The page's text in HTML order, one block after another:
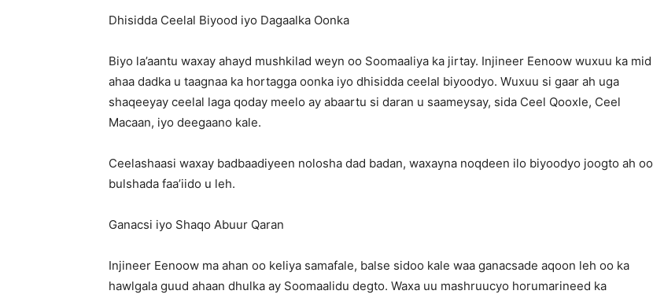
Dhisidda Ceelal Biyood iyo Dagaalka Oonka
Biyo la’aantu waxay ahayd mushkilad weyn oo Soomaaliya ka jirtay. Injineer Eenoow wuxuu ka mid
ahaa dadka u taagnaa ka hortagga oonka iyo dhisidda ceelal biyoodyo. Wuxuu si gaar ah uga
shaqeeyay ceelal laga qoday meelo ay abaartu si daran u saameysay, sida Ceel Qooxle, Ceel
Macaan, iyo deegaano kale.
Ceelashaasi waxay badbaadiyeen nolosha dad badan, waxayna noqdeen ilo biyoodyo joogto ah oo
bulshada faa’iido u leh.
Ganacsi iyo Shaqo Abuur Qaran
Injineer Eenoow ma ahan oo keliya samafale, balse sidoo kale waa ganacsade aqoon leh oo ka
hawlgala guud ahaan dhulka ay Soomaalidu degto. Waxa uu mashruucyo horumarineed ka